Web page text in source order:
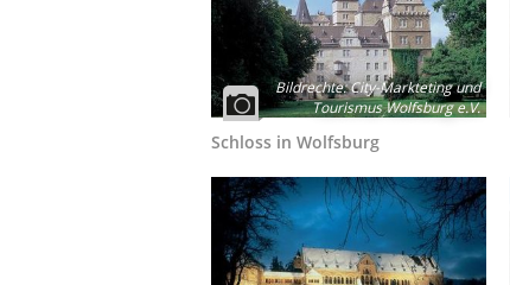
Bildrechte:City-Markteting und
Tourismus Wolfsburg e.V.
Schloss in Wolfsburg